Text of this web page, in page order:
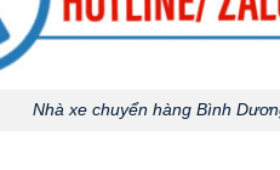
Nhà xe chuyển hàng Bình